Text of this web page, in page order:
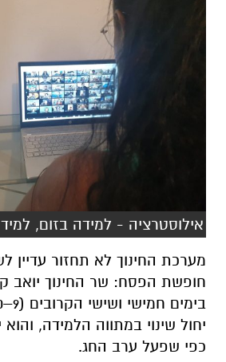
אילוסטרציה - למידה בזום,
מערכת החינוך לא תחזור
חופשת הפסח: שר החינוך יואב
יחול שינוי במתווה הלמידה,
כפי שפעל ערב החג.